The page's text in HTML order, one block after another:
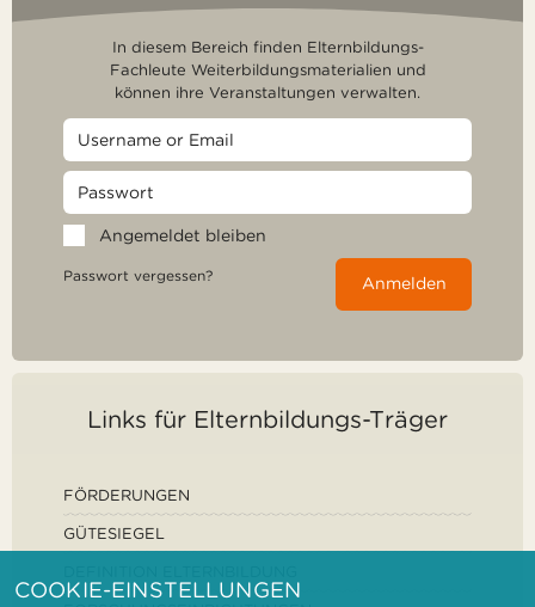
In diesem Bereich finden Elternbildungs-
Fachleute Weiterbildungsmaterialien und
können ihre Veranstaltungen verwalten.
Angemeldet bleiben
Passwort vergessen? Anmelden
Links für Elternbildungs-Träger
FÖRDERUNGEN
GÜTESIEGEL
COOKIE-EINSTELLUNGEN